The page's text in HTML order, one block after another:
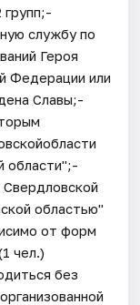
службу по
Героя
Федерации или
Славы;-
области";-
областью"
от форм
чел.)
без